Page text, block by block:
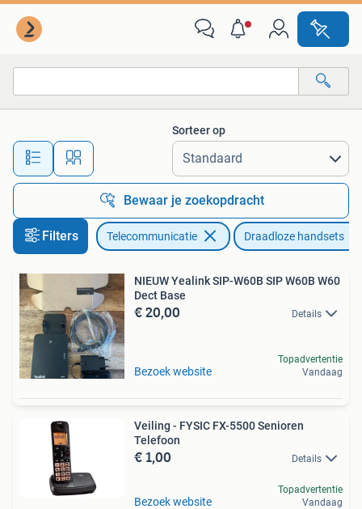
Alle afstanden…
Sorteer op
Bewaar je zoekopdracht
Filters Telecommunicatie Draadloze handsets
NIEUW Yealink SIP-W60B SIP W60B W60
Dect Base
€ 20,00 Details
Bezoek website
Topadvertentie
Vandaag
Veiling - FYSIC FX-5500 Senioren
Telefoon
€ 1,00 Details
Bezoek website
Topadvertentie
Vandaag